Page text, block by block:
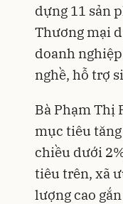
dựng 11 sản
Thương mại
doanh
nghề, hỗ trợ
Bà Phạm Thị
mục tiêu
chiều dưới
tiêu trên, xã
lượng cao